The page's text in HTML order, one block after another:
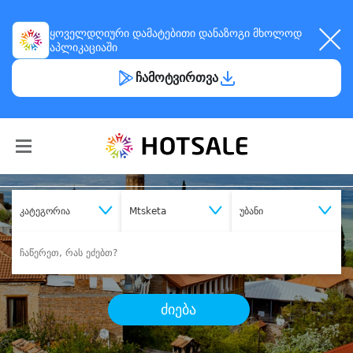
ყოველდღიური დამატებითი დანაზოგი მხოლოდ
აპლიკაციაში
ჩამოტვირთვა
კატეგორია Mtsketa უბანი
ძიება
შეიძინესასურველი მომსახურება